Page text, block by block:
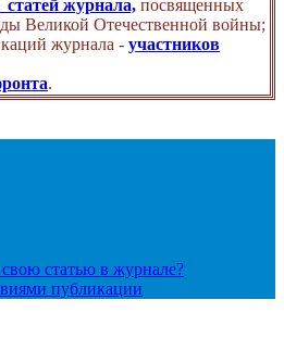
статей журнала, посвященных
Великой Отечественной войны;
журнала - участников
.
статью в журнале?
публикации